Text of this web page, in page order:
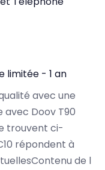
limitée - 1 an
avec une
Doov T90
trouvent ci-
répondent à
de l